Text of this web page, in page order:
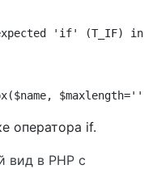
'if' (T_IF) in /
оператора if.
вид в PHP с